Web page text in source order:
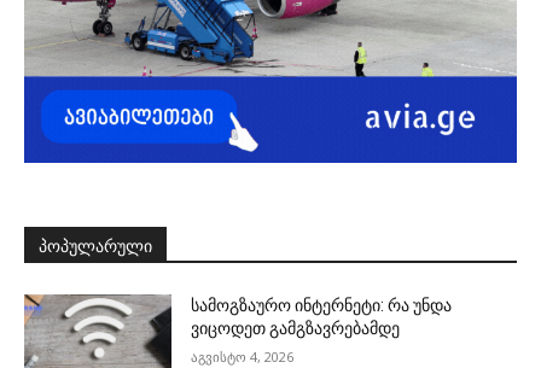
ᲞᲝᲞᲣᲚᲐᲠᲣᲚᲘ
სამოგზაურო ინტერნეტი: რა უნდა
ვიცოდეთ გამგზავრებამდე
აგვისტო 4, 2026